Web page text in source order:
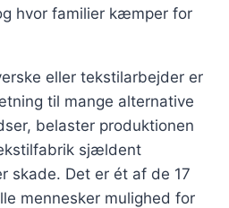
hvor familier kæmper for
eller tekstilarbejder er
til mange alternative
belaster produktionen
sjældent
skade. Det er ét af de 17
mennesker mulighed for